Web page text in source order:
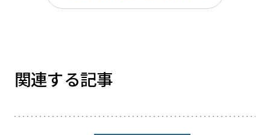
関連する記事